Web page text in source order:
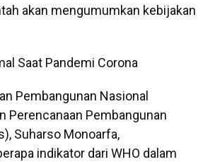
akan mengumumkan kebijakan
Saat Pandemi Corona
Pembangunan Nasional
Perencanaan Pembangunan
Suharso Monoarfa,
indikator dari WHO dalam